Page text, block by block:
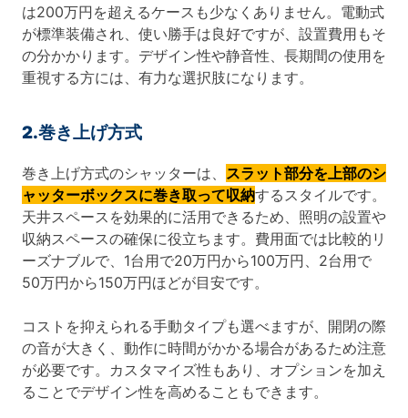
は200万円を超えるケースも少なくありません。電動式
が標準装備され、使い勝手は良好ですが、設置費用もそ
の分かかります。デザイン性や静音性、長期間の使用を
重視する方には、有力な選択肢になります。
2.巻き上げ方式
巻き上げ方式のシャッターは、 スラット部分を上部のシ
ャッターボックスに巻き取って収納するスタイルです。
天井スペースを効果的に活用できるため、照明の設置や
収納スペースの確保に役立ちます。費用面では比較的リ
ーズナブルで、1台用で20万円から100万円、2台用で
50万円から150万円ほどが目安です。
コストを抑えられる手動タイプも選べますが、開閉の際
の音が大きく、動作に時間がかかる場合があるため注意
が必要です。カスタマイズ性もあり、オプションを加え
ることでデザイン性を高めることもできます。